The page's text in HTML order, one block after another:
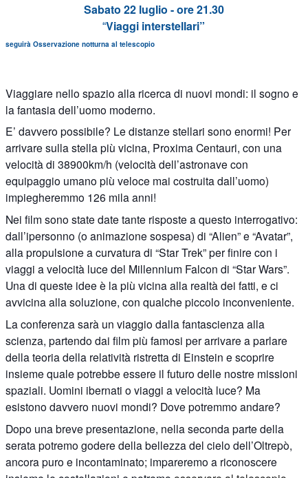
Sabato 22 luglio - ore 21.30
“Viaggi interstellari”
seguirà Osservazione notturna al telescopio
Viaggiare nello spazio alla ricerca di nuovi mondi: il sogno e
la fantasia dell’uomo moderno.
E’ davvero possibile? Le distanze stellari sono enormi! Per
arrivare sulla stella più vicina, Proxima Centauri, con una
velocità di 38900km/h (velocità dell’astronave con
equipaggio umano più veloce mai costruita dall’uomo)
impiegheremmo 126 mila anni!
Nei film sono state date tante risposte a questo interrogativo:
dall’ipersonno (o animazione sospesa) di “Alien” e “Avatar”,
alla propulsione a curvatura di “Star Trek” per finire con i
viaggi a velocità luce del Millennium Falcon di “Star Wars”.
Una di queste idee è la più vicina alla realtà dei fatti, e ci
avvicina alla soluzione, con qualche piccolo inconveniente.
La conferenza sarà un viaggio dalla fantascienza alla
scienza, partendo dai film più famosi per arrivare a parlare
della teoria della relatività ristretta di Einstein e scoprire
insieme quale potrebbe essere il futuro delle nostre missioni
spaziali. Uomini ibernati o viaggi a velocità luce? Ma
esistono davvero nuovi mondi? Dove potremmo andare?
Dopo una breve presentazione, nella seconda parte della
serata potremo godere della bellezza del cielo dell’Oltrepò,
ancora puro e incontaminato; impareremo a riconoscere